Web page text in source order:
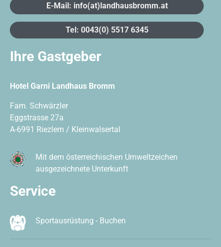
E-Mail: info(at)landhausbromm.at
Tel: 0043(0) 5517 6345
Ihre Gastgeber
Hotel Garni Landhaus Bromm
Fam. Schwärzler
Eggstrasse 27a
A-6991 Riezlern / Kleinwalsertal
Mit dem österreichischen Umweltzeichen
ausgezeichnete Unterkunft
Service
Sportausrüstung - Buchen